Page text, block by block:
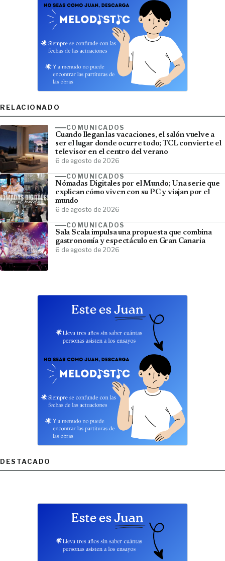
RELACIONADO
COMUNICADOS
Cuando llegan las vacaciones, el salón vuelve a
ser el lugar donde ocurre todo; TCL convierte el
televisor en el centro del verano
6 de agosto de 2026
COMUNICADOS
Nómadas Digitales por el Mundo; Una serie que
explican cómo viven con su PC y viajan por el
mundo
6 de agosto de 2026
COMUNICADOS
Sala Scala impulsa una propuesta que combina
gastronomía y espectáculo en Gran Canaria
6 de agosto de 2026
DESTACADO